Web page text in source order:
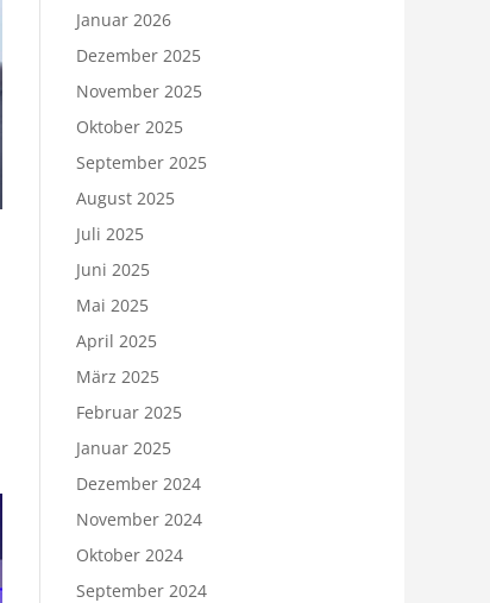
Januar 2026
Dezember 2025
November 2025
Oktober 2025
September 2025
August 2025
Juli 2025
Juni 2025
Mai 2025
April 2025
März 2025
Februar 2025
Januar 2025
Dezember 2024
November 2024
Oktober 2024
September 2024